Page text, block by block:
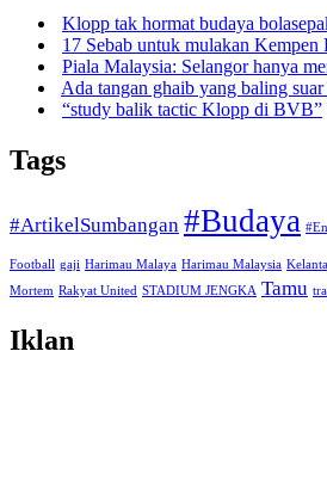
Klopp tak hormat budaya
17 Sebab untuk mulakan
Piala Malaysia: Selangor hanya
Ada tangan ghaib yang baling
“study balik tactic Klopp di BVB”
Tags
#ArtikelSumbangan #Budaya
Football gaji Harimau Malaya Harimau Malaysia
Mortem Rakyat United STADIUM JENGKA Tamu
Iklan